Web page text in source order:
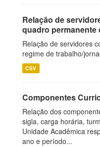
Relação de
quadro permanente
Relação de servidores
regime de trabalho/
CSV
Componentes
Relação dos
sigla, carga horária,
Unidade Acadêmica
ano e período...